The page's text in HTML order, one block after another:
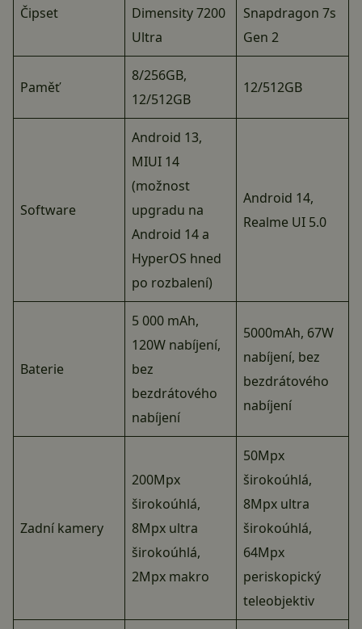
Čipset
Dimensity 7200
Ultra
Snapdragon 7s
Gen 2
Paměť
8/256GB,
12/512GB
12/512GB
Software
Android 13,
MIUI 14
(možnost
upgradu na
Android 14 a
HyperOS hned
po rozbalení)
Android 14,
Realme UI 5.0
Baterie
5 000 mAh,
120W nabíjení,
bez
bezdrátového
nabíjení
5000mAh, 67W
nabíjení, bez
bezdrátového
nabíjení
Zadní kamery
200Mpx
širokoúhlá,
8Mpx ultra
širokoúhlá,
2Mpx makro
50Mpx
širokoúhlá,
8Mpx ultra
širokoúhlá,
64Mpx
periskopický
teleobjektiv